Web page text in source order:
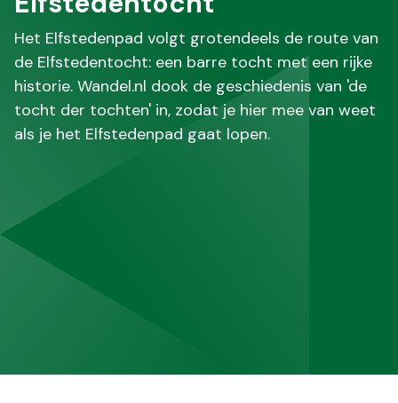
Het Elfstedenpad volgt grotendeels de route van
de Elfstedentocht: een barre tocht met een rijke
historie. Wandel.nl dook de geschiedenis van 'de
tocht der tochten' in, zodat je hier mee van weet
als je het Elfstedenpad gaat lopen.